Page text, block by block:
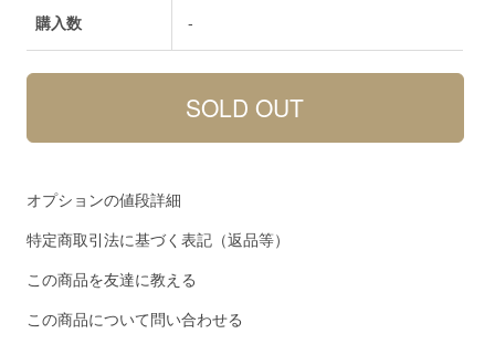
購入数 -
オプションの値段詳細
特定商取引法に基づく表記（返品等）
この商品を友達に教える
この商品について問い合わせる